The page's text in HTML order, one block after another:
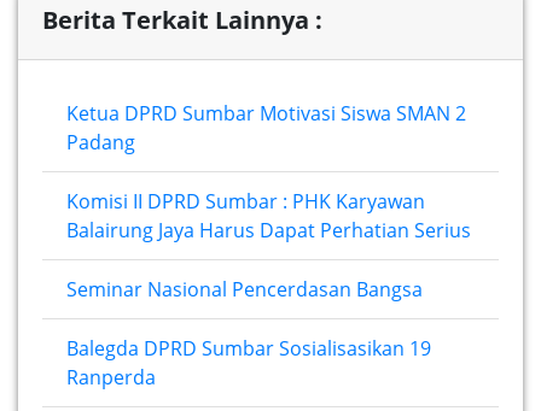
Berita Terkait Lainnya :
Ketua DPRD Sumbar Motivasi Siswa SMAN 2
Padang
Komisi II DPRD Sumbar : PHK Karyawan
Balairung Jaya Harus Dapat Perhatian Serius
Seminar Nasional Pencerdasan Bangsa
Balegda DPRD Sumbar Sosialisasikan 19
Ranperda